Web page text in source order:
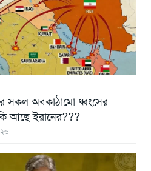
সকল অবকাঠামো ধ্বংসের
আছে ইরানের???